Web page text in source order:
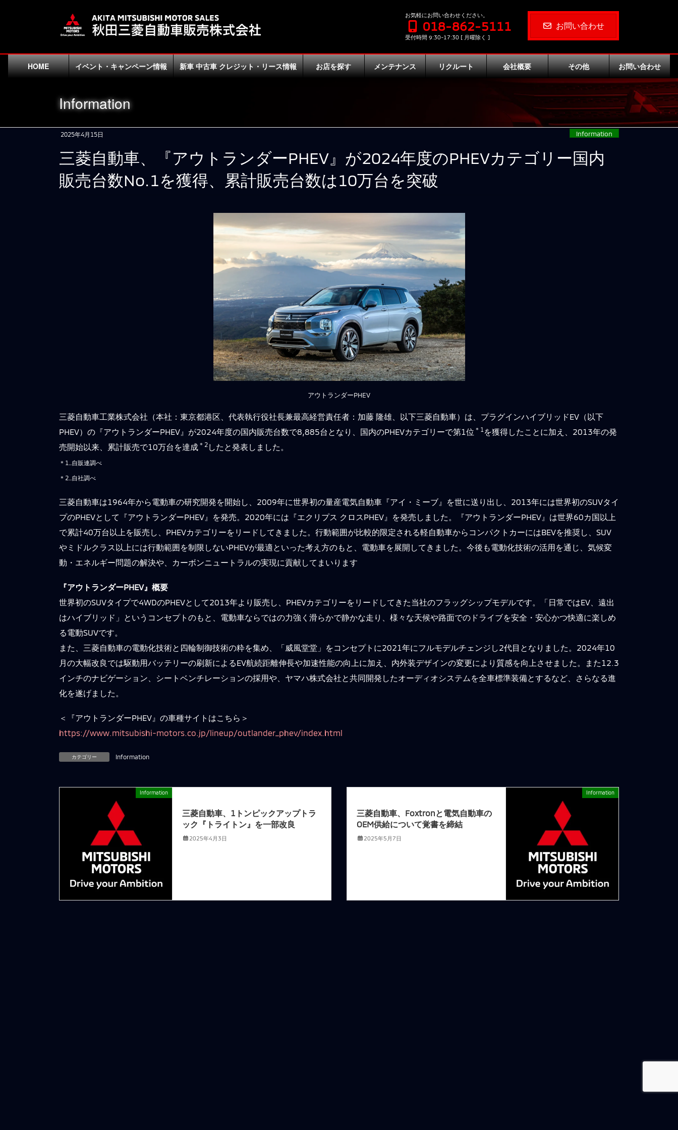
ツ
シ
お気軽にお問い合わせください。
018-862-5111
受付時間 9:30-17:30 [ 月曜除く ]
お問い合わせ
HOME イベント・キャンペーン情報 新車 中古車 クレジット・リース情報 お店を探す メンテナンス リクルート 会社概要 その他 お問い合わせ
Information
2025年4月15日 Information
三菱自動車、『アウトランダーPHEV』が2024年度のPHEVカテゴリー国内
販売台数No.1を獲得、累計販売台数は10万台を突破
アウトランダーPHEV
三菱自動車工業株式会社（本社：東京都港区、代表執行役社長兼最高経営責任者：加藤 隆雄、以下三菱自動車）は、プラグインハイブリッドEV（以下
PHEV）の『アウトランダーPHEV』が2024年度の国内販売台数で8,885台となり、国内のPHEVカテゴリーで第1位 ＊1 を獲得したことに加え、2013年の発
売開始以来、累計販売で10万台を達成 ＊2 したと発表しました。
＊1…自販連調べ
＊2…自社調べ
三菱自動車は1964年から電動車の研究開発を開始し、2009年に世界初の量産電気自動車『アイ・ミーブ』を世に送り出し、2013年には世界初のSUVタイ
プのPHEVとして『アウトランダーPHEV』を発売。2020年には『エクリプス クロスPHEV』を発売しました。『アウトランダーPHEV』は世界60カ国以上
で累計40万台以上を販売し、PHEVカテゴリーをリードしてきました。行動範囲が比較的限定される軽自動車からコンパクトカーにはBEVを推奨し、SUV
やミドルクラス以上には行動範囲を制限しないPHEVが最適といった考え方のもと、電動車を展開してきました。今後も電動化技術の活用を通じ、気候変
動・エネルギー問題の解決や、カーボンニュートラルの実現に貢献してまいります
『アウトランダーPHEV』概要
世界初のSUVタイプで4WDのPHEVとして2013年より販売し、PHEVカテゴリーをリードしてきた当社のフラッグシップモデルです。「日常ではEV、遠出
はハイブリッド」というコンセプトのもと、電動車ならではの力強く滑らかで静かな走り、様々な天候や路面でのドライブを安全・安心かつ快適に楽しめ
る電動SUVです。
また、三菱自動車の電動化技術と四輪制御技術の粋を集め、「威風堂堂」をコンセプトに2021年にフルモデルチェンジし2代目となりました。2024年10
月の大幅改良では駆動用バッテリーの刷新によるEV航続距離伸長や加速性能の向上に加え、内外装デザインの変更により質感を向上させました。また12.3
インチのナビゲーション、シートベンチレーションの採用や、ヤマハ株式会社と共同開発したオーディオシステムを全車標準装備とするなど、さらなる進
化を遂げました。
＜『アウトランダーPHEV』の車種サイトはこちら＞
https://www.mitsubishi-motors.co.jp/lineup/outlander_phev/index.html
カテゴリー Information
Information
三菱自動車、1トンピックアップトラ
ック『トライトン』を一部改良
2025年4月3日
Information
三菱自動車、Foxtronと電気自動車の
OEM供給について覚書を締結
2025年5月7日